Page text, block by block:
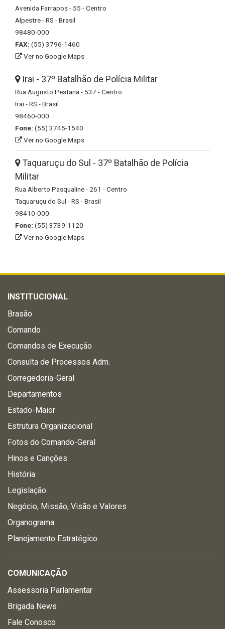
Avenida Farrapos - 55 - Centro
Alpestre - RS - Brasil
98480-000
FAX: (55) 3796-1460
Ver no Google Maps
Irai - 37º Batalhão de Polícia Militar
Rua Augusto Pestana - 537 - Centro
Irai - RS - Brasil
98460-000
Fone: (55) 3745-1540
Ver no Google Maps
Taquaruçu do Sul - 37º Batalhão de Polícia
Militar
Rua Alberto Pasqualine - 261 - Centro
Taquaruçu do Sul - RS - Brasil
98410-000
Fone: (55) 3739-1120
Ver no Google Maps
INSTITUCIONAL
Brasão
Comando
Comandos de Execução
Consulta de Processos Adm.
Corregedoria-Geral
Departamentos
Estado-Maior
Estrutura Organizacional
Fotos do Comando-Geral
Hinos e Canções
História
Legislação
Negócio, Missão, Visão e Valores
Organograma
Planejamento Estratégico
COMUNICAÇÃO
Assessoria Parlamentar
Brigada News
Fale Conosco